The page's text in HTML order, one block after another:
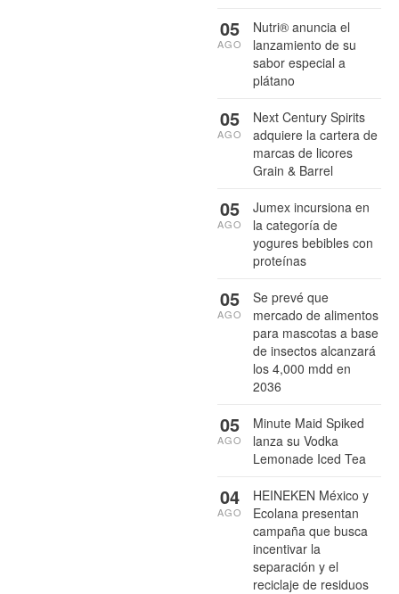
Nutri® anuncia el
lanzamiento de su
sabor especial a
plátano
05
AGO
Next Century Spirits
adquiere la cartera de
marcas de licores
Grain & Barrel
05
AGO
Jumex incursiona en
la categoría de
yogures bebibles con
proteínas
05
AGO
Se prevé que
mercado de alimentos
para mascotas a base
de insectos alcanzará
los 4,000 mdd en
2036
05
AGO
Minute Maid Spiked
lanza su Vodka
Lemonade Iced Tea
05
AGO
HEINEKEN México y
Ecolana presentan
campaña que busca
incentivar la
separación y el
reciclaje de residuos
04
AGO